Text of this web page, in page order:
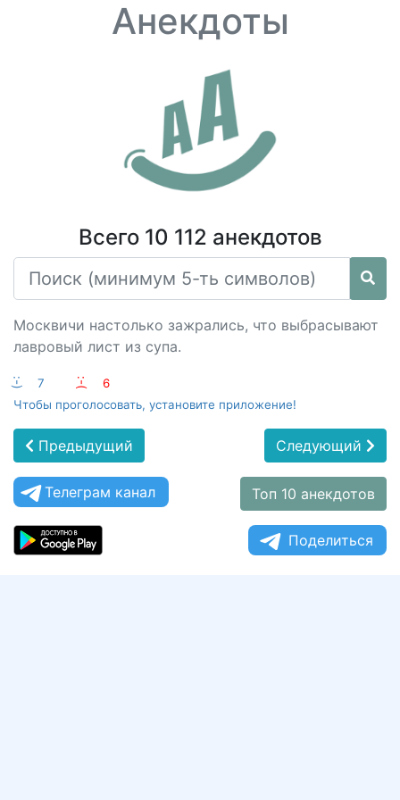
Анекдоты
Всего 10 112 анекдотов
Москвичи настолько зажрались, что выбрасывают
лавровый лист из супа.
:-) 7 :-(
6
Чтобы проголосовать, установите приложение!
Предыдущий Следующий
Телеграм канал Топ 10 анекдотов
Поделиться